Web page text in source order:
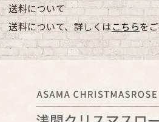
送料について
送料について、詳しくはこちらを